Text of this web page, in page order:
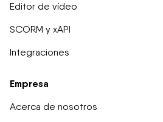
Editor de vídeo
SCORM y xAPI
Integraciones
Empresa
Acerca de nosotros